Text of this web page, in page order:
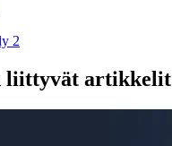
2
liittyvät artikkelit